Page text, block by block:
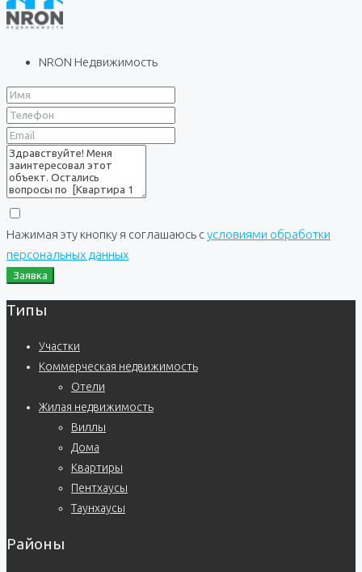
NRON Недвижимость
Нажимая эту кнопку я соглашаюсь сусловиями обработки
персональных данных
Заявка
Типы
Участки
Коммерческая недвижимость
Отели
Жилая недвижимость
Виллы
Дома
Квартиры
Пентхаусы
Таунхаусы
Районы